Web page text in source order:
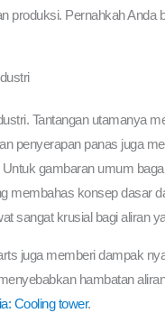
Pernahkah
Tantangan utamanya
penyerapan panas juga
gambaran umum
membahas konsep dasar
sangat krusial bagi aliran
juga memberi dampak
hambatan
Cooling tower.